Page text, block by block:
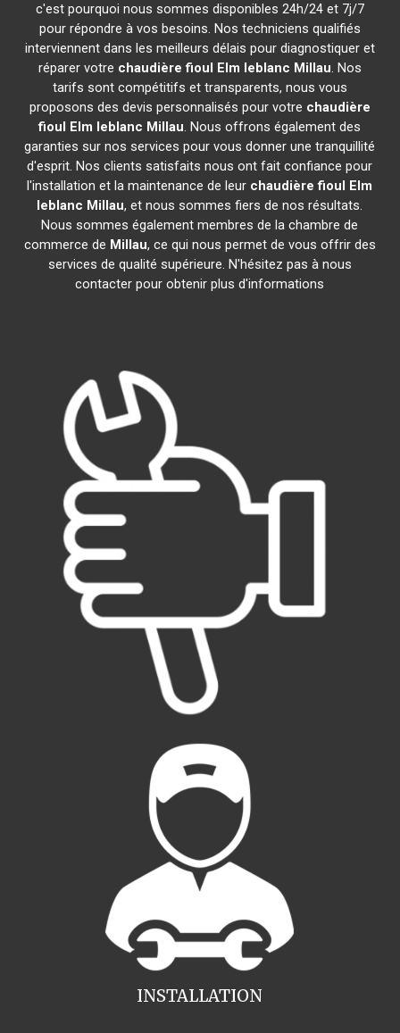
c'est pourquoi nous sommes disponibles 24h/24 et 7j/7
pour répondre à vos besoins. Nos techniciens qualifiés
interviennent dans les meilleurs délais pour diagnostiquer et
réparer votre chaudière fioul Elm leblanc Millau. Nos
tarifs sont compétitifs et transparents, nous vous
proposons des devis personnalisés pour votre chaudière
fioul Elm leblanc Millau. Nous offrons également des
garanties sur nos services pour vous donner une tranquillité
d'esprit. Nos clients satisfaits nous ont fait confiance pour
l'installation et la maintenance de leur chaudière fioul Elm
leblanc Millau, et nous sommes fiers de nos résultats.
Nous sommes également membres de la chambre de
commerce de Millau, ce qui nous permet de vous offrir des
services de qualité supérieure. N'hésitez pas à nous
contacter pour obtenir plus d'informations
INSTALLATION